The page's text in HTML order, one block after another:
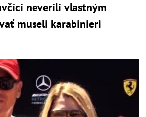
neverili vlastným
museli karabinieri